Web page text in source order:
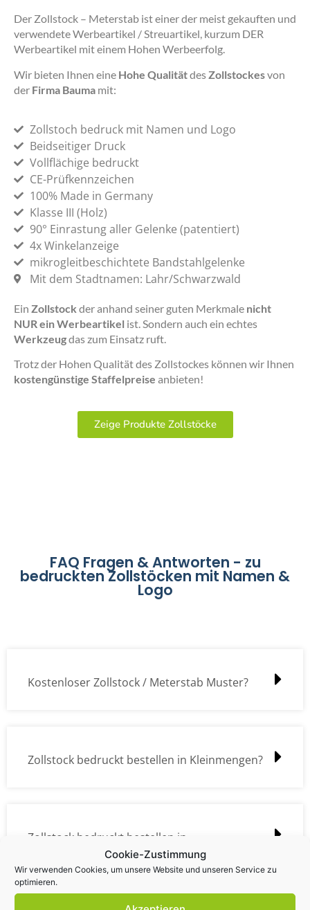
Cookie-Zustimmung
Wir verwenden Cookies, um unsere Website und unseren Service zu
optimieren.
Der Zollstock – Meterstab ist einer der meist gekauften und
verwendete Werbeartikel / Streuartikel, kurzum DER
Werbeartikel mit einem Hohen Werbeerfolg.
Wir bieten Ihnen eine Hohe Qualitätdes Zollstockesvon
der Firma Bauma mit:
Zollstoch bedruck mit Namen und Logo
Beidseitiger Druck
Vollflächige bedruckt
CE-Prüfkennzeichen
100% Made in Germany
Klasse III (Holz)
90° Einrastung aller Gelenke (patentiert)
4x Winkelanzeige
mikrogleitbeschichtete Bandstahlgelenke
Mit dem Stadtnamen: Lahr/Schwarzwald
Ein Zollstock der anhand seiner guten Merkmale nicht
NUR ein Werbeartikel ist. Sondern auch ein echtes
Werkzeugdas zum Einsatz ruft.
Trotz der Hohen Qualität des Zollstockes können wir Ihnen
kostengünstige Staffelpreise anbieten!
Zeige Produkte Zollstöcke
FAQ Fragen & Antworten - zu
bedruckten Zollstöcken mit Namen &
Logo
Kostenloser Zollstock / Meterstab Muster?
Zollstock bedruckt bestellen in Kleinmengen?
Zollstock bedruckt bestellen in